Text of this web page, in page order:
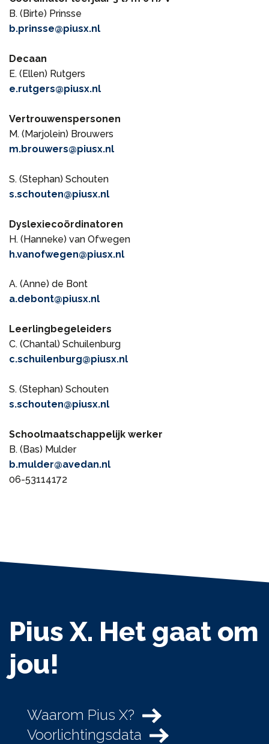
B. (Birte) Prinsse
b.prinsse@piusx.nl
Decaan
E. (Ellen) Rutgers
e.rutgers@piusx.nl
Vertrouwenspersonen
M. (Marjolein) Brouwers
m.brouwers@piusx.nl
S. (Stephan) Schouten
s.schouten@piusx.nl
Dyslexiecoördinatoren
H. (Hanneke) van Ofwegen
h.vanofwegen@piusx.nl
A. (Anne) de Bont
a.debont@piusx.nl
Leerlingbegeleiders
C. (Chantal) Schuilenburg
c.schuilenburg@piusx.nl
S. (Stephan) Schouten
s.schouten@piusx.nl
Schoolmaatschappelijk werker
B. (Bas) Mulder
b.mulder@avedan.nl
06-53114172
Pius X. Het gaat om
jou!
Waarom Pius X?
Voorlichtingsdata